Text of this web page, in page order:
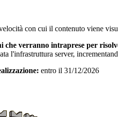
con cui il contenuto viene
che verranno intraprese per
l'infrastruttura server,
entro il 31/12/2026